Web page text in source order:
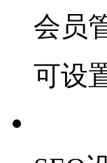
会员
可设